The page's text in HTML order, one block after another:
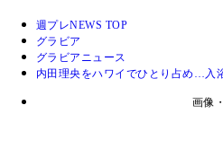
週プレNEWS TOP
グラビア
グラビアニュース
内田理央をハワイでひとり占め…入
画像